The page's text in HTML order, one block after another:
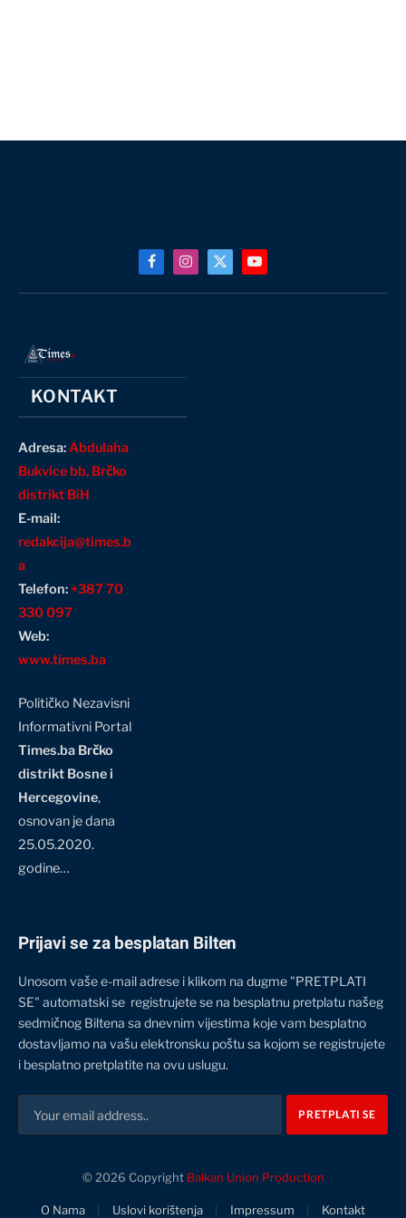
FacebookInstagram
X
(Twitter)
YouTube
KONTAKT
Adresa:Abdulaha
Bukvice bb, Brčko
distrikt BiH
E-mail:
redakcija@times.b
a
Telefon:+387 70
330 097
Web:
www.times.ba
Političko Nezavisni
Informativni Portal
Times.ba Brčko
distrikt Bosne i
Hercegovine,
osnovan je dana
25.05.2020.
godine…
Prijavi se za besplatan Bilten
Unosom vaše e-mail adrese i klikom na dugme "PRETPLATI
SE" automatski se registrujete se na besplatnu pretplatu našeg
sedmičnog Biltena sa dnevnim vijestima koje vam besplatno
dostavljamo na vašu elektronsku poštu sa kojom se registrujete
i besplatno pretplatite na ovu uslugu.
© 2026 Copyright Balkan Union Production
O Nama Uslovi korištenja Impressum Kontakt